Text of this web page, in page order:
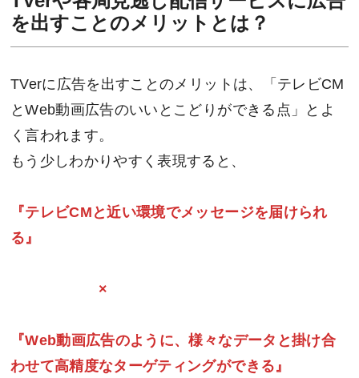
を出すことのメリットとは？
TVerに広告を出すことのメリットは、「テレビCM
とWeb動画広告のいいとこどりができる点」とよ
く言われます。
もう少しわかりやすく表現すると、
『テレビCMと近い環境でメッセージを届けられ
る』
×
『Web動画広告のように、様々なデータと掛け合
わせて高精度なターゲティングができる』